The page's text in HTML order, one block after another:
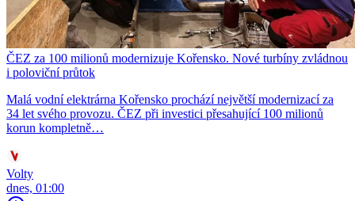
ČEZ za 100 milionů modernizuje Kořensko. Nové turbíny zvládnou
i poloviční průtok
Malá vodní elektrárna Kořensko prochází největší modernizací za
34 let svého provozu. ČEZ při investici přesahující 100 milionů
korun kompletně…
Volty
dnes, 01:00